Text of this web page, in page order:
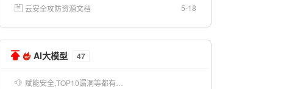
云安全攻防资源文档
5-18
AI大模型 47
赋能安全,TOP10漏洞等都有…